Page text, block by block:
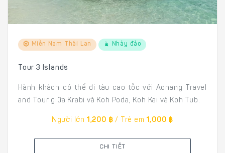
Miền Nam Thái Lan Nhảy đảo
Tour 3 Islands
Hành khách có thể đi tàu cao tốc với Aonang Travel
and Tour giữa Krabi và Koh Poda, Koh Kai và Koh Tub.
Người lớn 1,200 ฿ / Trẻ em 1,000 ฿
CHI TIẾT